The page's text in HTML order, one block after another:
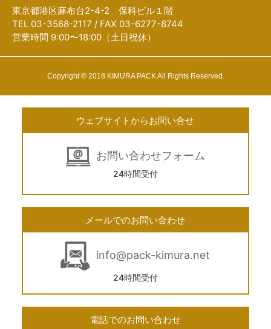
東京都港区麻布台2-4-2 保科ビル１階
TEL 03-3568-2117 / FAX 03-6277-8744
営業時間 9:00〜18:00（土日祝休）
Copyright © 2018 KIMURA PACK All Rights Reserved.
ウェブサイトからお問い合せ
お問い合わせフォーム
24時間受付
メールでのお問い合わせ
info@pack-kimura.net
24時間受付
電話でのお問い合わせ